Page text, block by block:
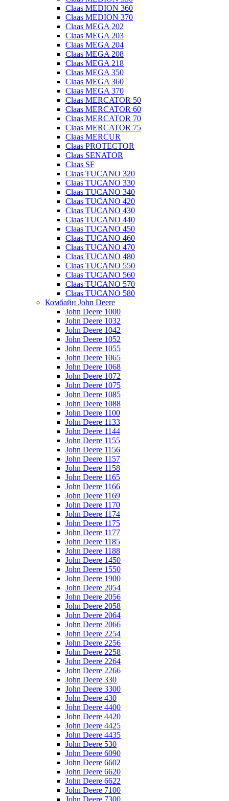
Claas MEDION 360
Claas MEDION 370
Claas MEGA 202
Claas MEGA 203
Claas MEGA 204
Claas MEGA 208
Claas MEGA 218
Claas MEGA 350
Claas MEGA 360
Claas MEGA 370
Claas MERCATOR 50
Claas MERCATOR 60
Claas MERCATOR 70
Claas MERCATOR 75
Claas MERCUR
Claas PROTECTOR
Claas SENATOR
Claas SF
Claas TUCANO 320
Claas TUCANO 330
Claas TUCANO 340
Claas TUCANO 420
Claas TUCANO 430
Claas TUCANO 440
Claas TUCANO 450
Claas TUCANO 460
Claas TUCANO 470
Claas TUCANO 480
Claas TUCANO 550
Claas TUCANO 560
Claas TUCANO 570
Claas TUCANO 580
Комбайн John Deere
John Deere 1000
John Deere 1032
John Deere 1042
John Deere 1052
John Deere 1055
John Deere 1065
John Deere 1068
John Deere 1072
John Deere 1075
John Deere 1085
John Deere 1088
John Deere 1100
John Deere 1133
John Deere 1144
John Deere 1155
John Deere 1156
John Deere 1157
John Deere 1158
John Deere 1165
John Deere 1166
John Deere 1169
John Deere 1170
John Deere 1174
John Deere 1175
John Deere 1177
John Deere 1185
John Deere 1188
John Deere 1450
John Deere 1550
John Deere 1900
John Deere 2054
John Deere 2056
John Deere 2058
John Deere 2064
John Deere 2066
John Deere 2254
John Deere 2256
John Deere 2258
John Deere 2264
John Deere 2266
John Deere 330
John Deere 3300
John Deere 430
John Deere 4400
John Deere 4420
John Deere 4425
John Deere 4435
John Deere 530
John Deere 6090
John Deere 6602
John Deere 6620
John Deere 6622
John Deere 7100
John Deere 7300